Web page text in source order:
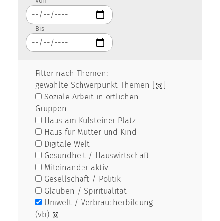
Bis
Filter nach Themen:
gewählte Schwerpunkt-Themen [
Soziale Arbeit in örtlichen
Gruppen
Haus am Kufsteiner Platz
Haus für Mutter und Kind
Digitale Welt
Gesundheit / Hauswirtschaft
Miteinander aktiv
Gesellschaft / Politik
Glauben / Spiritualität
Umwelt / Verbraucherbildung
(vb)